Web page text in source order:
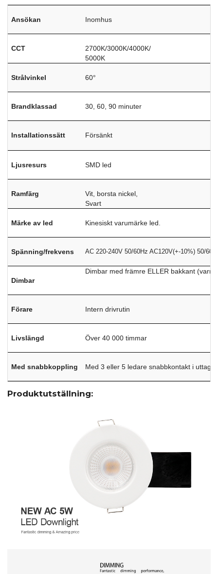
Ansökan Inomhus
CCT
2700K/3000K/4000K/
5000K
Strålvinkel 60°
Brandklassad 30, 60, 90 minuter
Installationssätt Försänkt
Ljusresurs SMD led
Ramfärg
Vit, borsta nickel,
Svart
Märke av led Kinesiskt varumärke led.
Spänning/frekvens AC 220-240V 50/60Hz AC120V(+-10%) 50/
Dimbar
Dimbar med främre ELLER bakkant (varm
Förare Intern drivrutin
Livslängd Över 40 000 timmar
Med snabbkoppling Med 3 eller 5 ledare snabbkontakt i
Produktutställning: